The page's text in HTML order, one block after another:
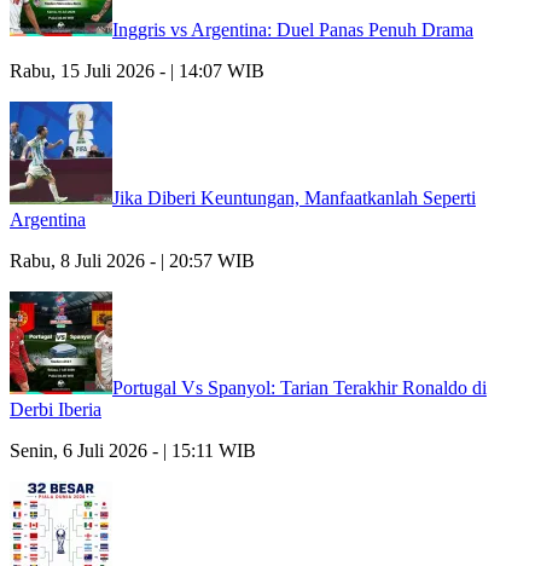
Inggris vs Argentina: Duel Panas Penuh Drama
Rabu, 15 Juli 2026 - | 14:07 WIB
Jika Diberi Keuntungan, Manfaatkanlah Seperti
Argentina
Rabu, 8 Juli 2026 - | 20:57 WIB
Portugal Vs Spanyol: Tarian Terakhir Ronaldo di
Derbi Iberia
Senin, 6 Juli 2026 - | 15:11 WIB